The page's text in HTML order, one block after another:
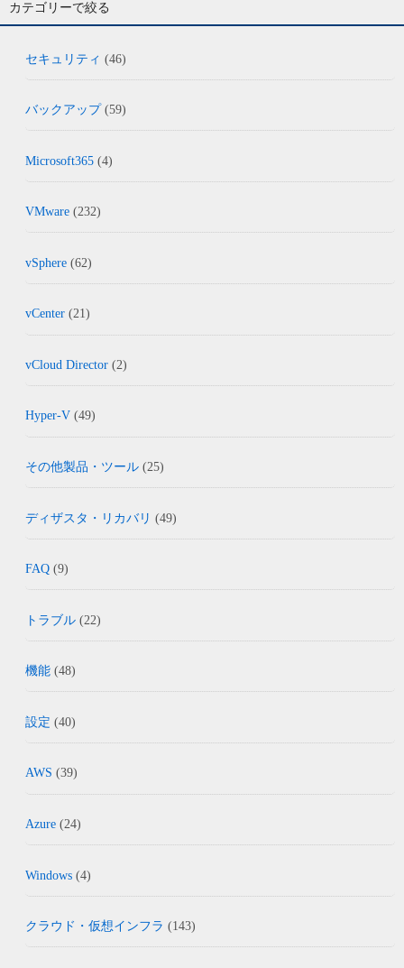
カテゴリーで絞る
セキュリティ (46)
バックアップ(59)
Microsoft365 (4)
VMware (232)
vSphere (62)
vCenter (21)
vCloud Director (2)
Hyper-V (49)
その他製品・ツール (25)
ディザスタ・リカバリ (49)
FAQ (9)
トラブル (22)
機能 (48)
設定 (40)
AWS (39)
Azure (24)
Windows (4)
クラウド・仮想インフラ (143)